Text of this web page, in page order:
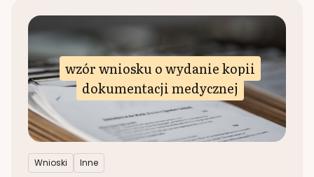
wzór wniosku o wydanie kopii
dokumentacji medycznej
Wnioski Inne